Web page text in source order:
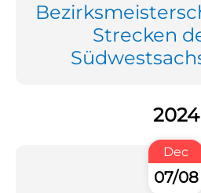
Strecken
2024
Dec
07/08